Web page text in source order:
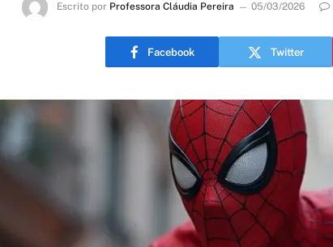
Escrito por Professora Cláudia Pereira 05/03/2026
Facebook Twitter